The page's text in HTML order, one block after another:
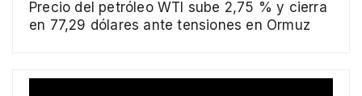
Precio del petróleo WTI sube 2,75 % y cierra
en 77,29 dólares ante tensiones en Ormuz